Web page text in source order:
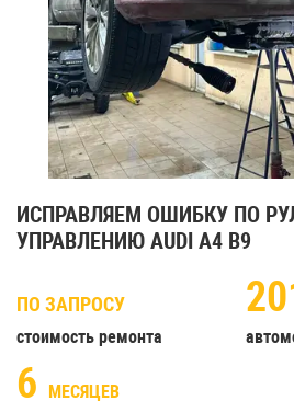
ИСПРАВЛЯЕМ ОШИБКУ ПО
УПРАВЛЕНИЮ AUDI A4 B9
ПО ЗАПРОСУ
стоимость ремонта
6
МЕСЯЦЕВ